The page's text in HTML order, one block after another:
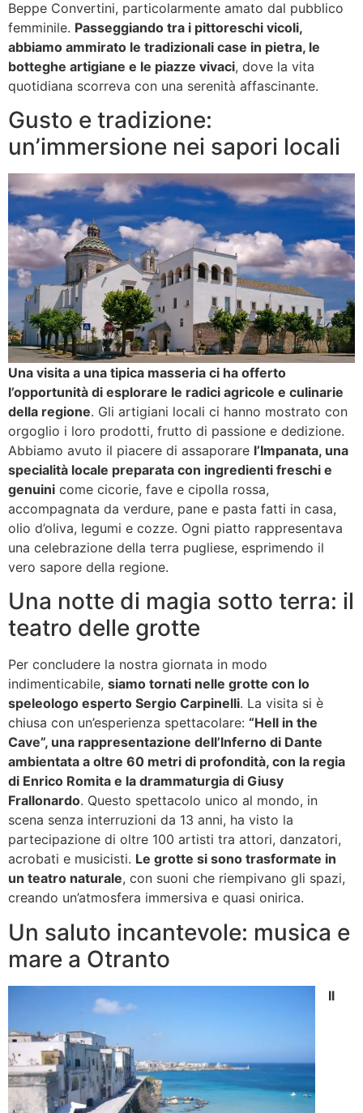
Beppe Convertini, particolarmente amato dal pubblico
femminile. Passeggiando tra i pittoreschi vicoli,
abbiamo ammirato le tradizionali case in pietra, le
botteghe artigiane e le piazze vivaci, dove la vita
quotidiana scorreva con una serenità affascinante.
Gusto e tradizione:
un’immersione nei sapori locali
Una visita a una tipica masseria ci ha offerto
l’opportunità di esplorare le radici agricole e culinarie
della regione. Gli artigiani locali ci hanno mostrato con
orgoglio i loro prodotti, frutto di passione e dedizione.
Abbiamo avuto il piacere di assaporare l’Impanata, una
specialità locale preparata con ingredienti freschi e
genuini come cicorie, fave e cipolla rossa,
accompagnata da verdure, pane e pasta fatti in casa,
olio d’oliva, legumi e cozze. Ogni piatto rappresentava
una celebrazione della terra pugliese, esprimendo il
vero sapore della regione.
Una notte di magia sotto terra: il
teatro delle grotte
Per concludere la nostra giornata in modo
indimenticabile, siamo tornati nelle grotte con lo
speleologo esperto Sergio Carpinelli. La visita si è
chiusa con un’esperienza spettacolare: “Hell in the
Cave”, una rappresentazione dell’Inferno di Dante
ambientata a oltre 60 metri di profondità, con la regia
di Enrico Romita e la drammaturgia di Giusy
Frallonardo. Questo spettacolo unico al mondo, in
scena senza interruzioni da 13 anni, ha visto la
partecipazione di oltre 100 artisti tra attori, danzatori,
acrobati e musicisti. Le grotte si sono trasformate in
un teatro naturale, con suoni che riempivano gli spazi,
creando un’atmosfera immersiva e quasi onirica.
Un saluto incantevole: musica e
mare a Otranto
Il